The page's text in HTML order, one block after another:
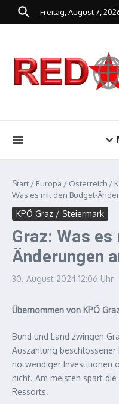
Zum Inhalt springen
Freitag, August 7,
Start / Europa / Österreich /
Was es mit den Budget-
KPÖ Graz / Steiermark
Graz: Was
Änderungen
30. August 2024 12:06 Uhr
Übernommen von KPÖ
Bund und Land zwingen
Auszahlung beschlossener
notwendiger Investitionen
nicht. Am meisten spart
Ressorts.